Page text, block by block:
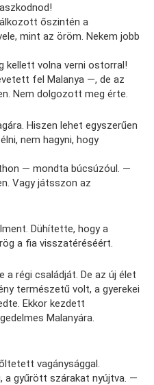
őszintén a
mint az öröm. Nekem jobb
kellett volna verni ostorral!
fel Malanya —, de az
Nem dolgozott meg érte.
Hiszen lehet egyszerűen
nem hagyni, hogy
— mondta búcsúzóul. —
Vagy játsszon az
Dühítette, hogy a
a fia visszatéréséért.
a régi családját. De az új élet
természetű volt, a gyerekei
Ekkor kezdett
Malanyára.
vagánysággal.
gyűrött szárakat nyújtva. —